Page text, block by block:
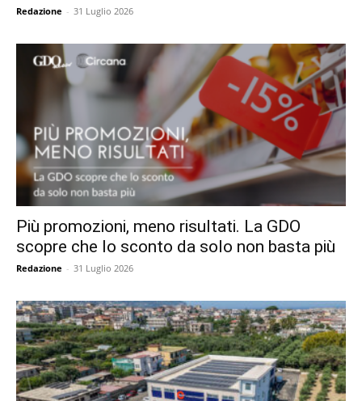
Redazione - 31 Luglio 2026
Più promozioni, meno risultati. La GDO
scopre che lo sconto da solo non basta più
Redazione - 31 Luglio 2026